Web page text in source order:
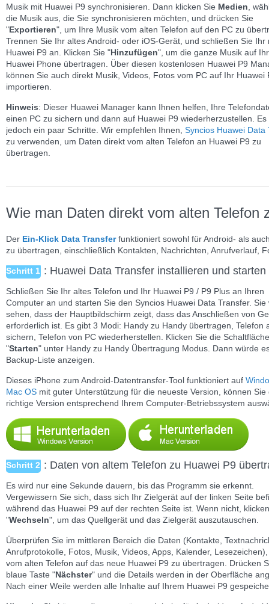
Musik mit Huawei P9 synchronisieren. Dann klicken Sie Medien ,
die Musik aus, die Sie synchronisieren möchten, und drücken Sie
"Exportieren", um Ihre Musik vom alten Telefon auf den PC zu
Trennen Sie Ihr altes Android- oder iOS-Gerät, und schließen Sie Ihr
Huawei P9 an. Klicken Sie "Hinzufügen", um die ganze Musik auf
Huawei Phone übertragen. Über diesen kostenlosen Huawei P9
können Sie auch direkt Musik, Videos, Fotos vom PC auf Ihr Huawei
importieren.
Hinweis: Dieser Huawei Manager kann Ihnen helfen, Ihre
einen PC zu sichern und dann auf Huawei P9 wiederherzustellen. Es
jedoch ein paar Schritte. Wir empfehlen Ihnen, Syncios Huawei Data
zu verwenden, um Daten direkt vom alten Telefon an Huawei P9 zu
übertragen.
Wie man Daten direkt vom alten Telefon
Der Ein-Klick Data Transferfunktioniert sowohl für Android- als
zu übertragen, einschließlich Kontakten, Nachrichten, Anrufverlauf,
Schritt 1 : Huawei Data Transfer installieren und starten
Schließen Sie Ihr altes Telefon und Ihr Huawei P9 / P9 Plus an Ihren
Computer an und starten Sie den Syncios Huawei Data Transfer. Sie
sehen, dass der Hauptbildschirm zeigt, dass das Anschließen von
erforderlich ist. Es gibt 3 Modi: Handy zu Handy übertragen, Telefon
sichern, Telefon von PC wiederherstellen. Klicken Sie die Schaltfläche
"Starten" unter Handy zu Handy Übertragung Modus. Dann würde
Backup-Liste anzeigen.
Dieses iPhone zum Android-Datentransfer-Tool funktioniert auf
Mac OS mit guter Unterstützung für die neueste Version, können Sie
richtige Version entsprechend Ihrem Computer-Betriebssystem
Schritt 2 : Daten von altem Telefon zu Huawei P9
Es wird nur eine Sekunde dauern, bis das Programm sie erkennt.
Vergewissern Sie sich, dass sich Ihr Zielgerät auf der linken Seite
während das Huawei P9 auf der rechten Seite ist. Wenn nicht,
"Wechseln", um das Quellgerät und das Zielgerät auszutauschen.
Überprüfen Sie im mittleren Bereich die Daten (Kontakte,
Anrufprotokolle, Fotos, Musik, Videos, Apps, Kalender,
vom alten Telefon auf das neue Huawei P9 zu übertragen. Drücken
blaue Taste "Nächster" und die Details werden in der Oberfläche
Nach einer Weile werden alle Inhalte auf Ihrem Huawei P9